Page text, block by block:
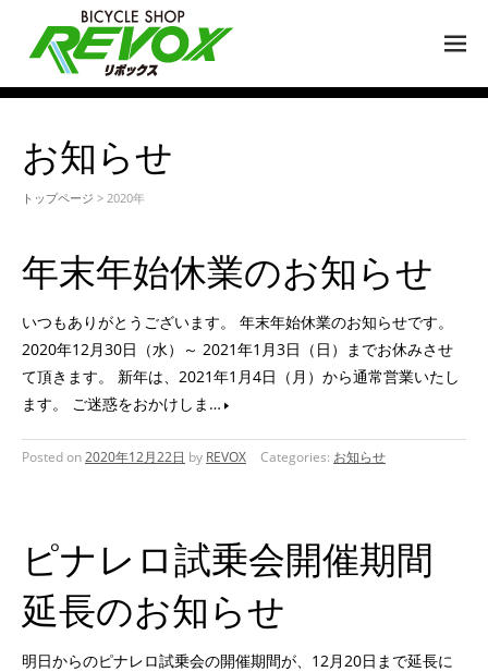
U
お知らせ
トップページ > 2020年
年末年始休業のお知らせ
いつもありがとうございます。 年末年始休業のお知らせです。
2020年12月30日（水）～ 2021年1月3日（日）までお休みさせ
て頂きます。 新年は、2021年1月4日（月）から通常営業いたし
ます。 ご迷惑をおかけしま…
Posted on2020年12月22日 by REVOX Categories: お知らせ
ピナレロ試乗会開催期間
延長のお知らせ
明日からのピナレロ試乗会の開催期間が、12月20日まで延長に